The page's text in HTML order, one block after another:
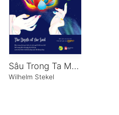
Sâu Trong Ta Một Bông Hoa Luôn Rực Sáng
Wilhelm Stekel